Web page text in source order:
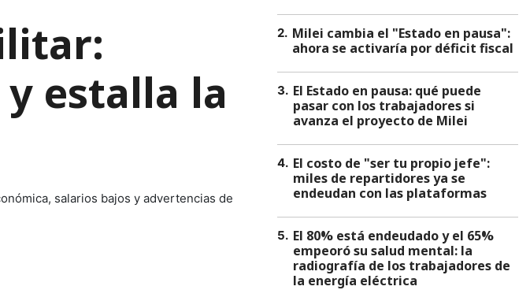
estalla la
salarios bajos y advertencias de
2. Milei cambia el "Estado en pausa":
ahora se activaría por déficit fiscal
3. El Estado en pausa: qué puede
pasar con los trabajadores si
avanza el proyecto de Milei
4. El costo de "ser tu propio jefe":
miles de repartidores ya se
endeudan con las plataformas
5. El 80% está endeudado y el 65%
empeoró su salud mental: la
radiografía de los trabajadores de
la energía eléctrica